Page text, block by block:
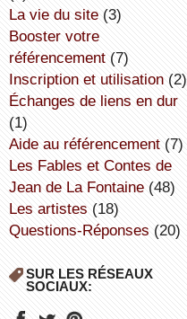
la vie du site(3)
booster votre
référencement(7)
inscription et utilisation(2)
échanges de liens en dur
(1)
aide au référencement(7)
Les Fables et Contes de
Jean de La Fontaine(48)
Les artistes (18)
Questions-Réponses (20)
SUR LES RÉSEAUX
SOCIAUX: